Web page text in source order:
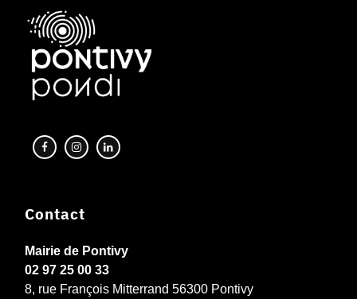
Contact
Mairie de Pontivy
02 97 25 00 33
8, rue François Mitterrand 56300 Pontivy